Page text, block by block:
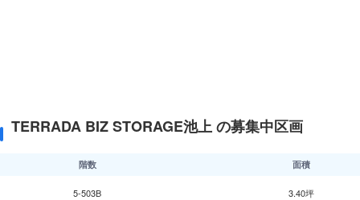
TERRADA BIZ STORAGE池上 の募集中区画
階数 面積
5-503B 3.40坪